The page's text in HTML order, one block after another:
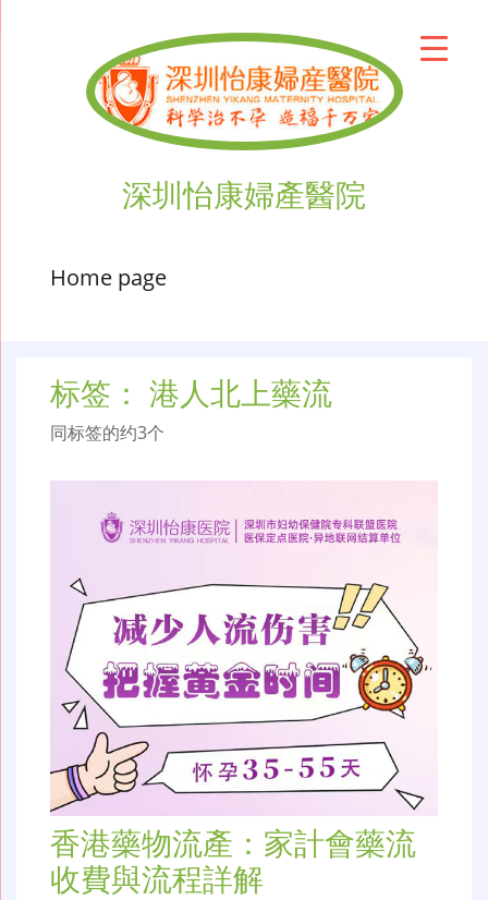
深圳怡康婦產醫院
Home page
标签： 港人北上藥流
同标签的约3个
香港藥物流產：家計會藥流
收費與流程詳解